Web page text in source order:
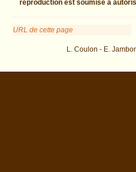
reproduction est soumise à
URL de cette page
L. Coulon - E.